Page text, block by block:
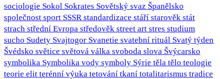
sociologie Sokol Sokrates Sovětský svaz Španělsko
společnost sport SSSRstandardizace stáří starověk stát
strach střední Evropa středověk street art stres studium
sucho Sudety Svajtogor Svanetie svatební rituál Svatý týden
Švédsko světice světová válka svoboda slova Švýcarsko
symbolika Symbolika vody symboly Sýrie těla tělo teologie
teorie elit terénní výuka tetování tkaní totalitarismus tradice